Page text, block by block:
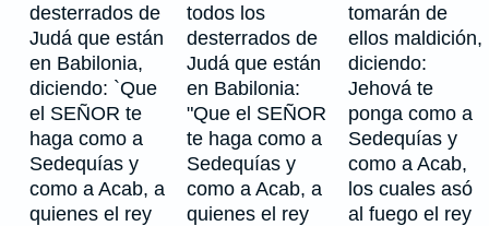
desterrados de
Judá que están
en Babilonia,
diciendo: `Que
el SEÑOR te
haga como a
Sedequías y
como a Acab, a
quienes el rey
todos los
desterrados de
Judá que están
en Babilonia:
"Que el SEÑOR
te haga como a
Sedequías y
como a Acab, a
quienes el rey
tomarán de
ellos maldición,
diciendo:
Jehová te
ponga como a
Sedequías y
como a Acab,
los cuales asó
al fuego el rey